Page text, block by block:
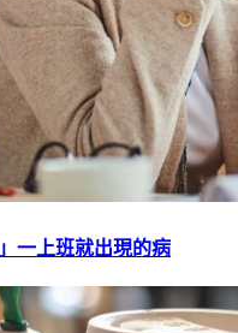
一上班就出現的病